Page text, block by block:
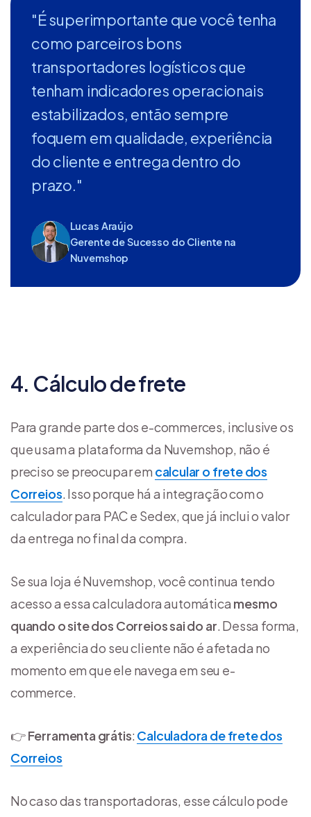
"É superimportante que você tenha
como parceiros bons
transportadores logísticos que
tenham indicadores operacionais
estabilizados, então sempre
foquem em qualidade, experiência
do cliente e entrega dentro do
prazo."
Lucas Araújo
Gerente de Sucesso do Cliente na
Nuvemshop
4. Cálculo de frete
Para grande parte dos e-commerces, inclusive os
que usam a plataforma da Nuvemshop, não é
preciso se preocupar em calcular o frete dos
Correios. Isso porque há a integração com o
calculador para PAC e Sedex, que já inclui o valor
da entrega no final da compra.
Se sua loja é Nuvemshop, você continua tendo
acesso a essa calculadora automática mesmo
quando o site dos Correios sai do ar. Dessa forma,
a experiência do seu cliente não é afetada no
momento em que ele navega em seu e-
commerce.
👉Ferramenta grátis: Calculadora de frete dos
Correios
No caso das transportadoras, esse cálculo pode